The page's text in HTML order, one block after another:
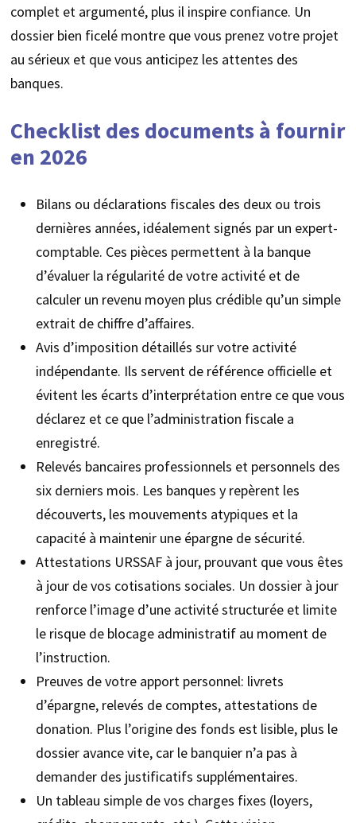
complet et argumenté, plus il inspire confiance. Un
dossier bien ficelé montre que vous prenez votre projet
au sérieux et que vous anticipez les attentes des
banques.
Checklist des documents à fournir
en 2026
Bilans ou déclarations fiscales des deux ou trois
dernières années, idéalement signés par un expert-
comptable. Ces pièces permettent à la banque
d’évaluer la régularité de votre activité et de
calculer un revenu moyen plus crédible qu’un simple
extrait de chiffre d’affaires.
Avis d’imposition détaillés sur votre activité
indépendante. Ils servent de référence officielle et
évitent les écarts d’interprétation entre ce que vous
déclarez et ce que l’administration fiscale a
enregistré.
Relevés bancaires professionnels et personnels des
six derniers mois. Les banques y repèrent les
découverts, les mouvements atypiques et la
capacité à maintenir une épargne de sécurité.
Attestations URSSAF à jour, prouvant que vous êtes
à jour de vos cotisations sociales. Un dossier à jour
renforce l’image d’une activité structurée et limite
le risque de blocage administratif au moment de
l’instruction.
Preuves de votre apport personnel: livrets
d’épargne, relevés de comptes, attestations de
donation. Plus l’origine des fonds est lisible, plus le
dossier avance vite, car le banquier n’a pas à
demander des justificatifs supplémentaires.
Un tableau simple de vos charges fixes (loyers,